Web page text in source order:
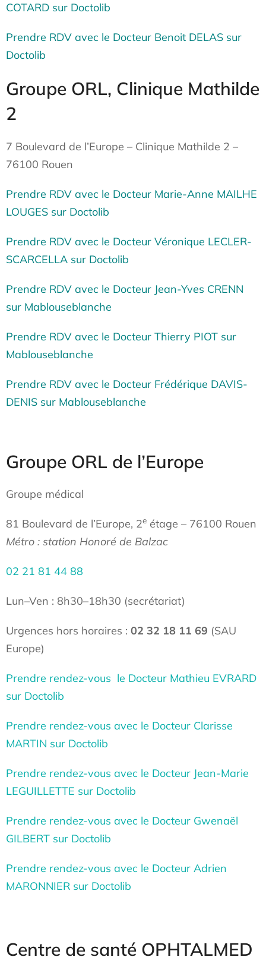
COTARD sur Doctolib
Prendre RDV avec le Docteur Benoit DELAS sur
Doctolib
Groupe ORL, Clinique Mathilde
2
7 Boulevard de l’Europe – Clinique Mathilde 2 –
76100 Rouen
Prendre RDV avec le Docteur Marie-Anne MAILHE
LOUGES sur Doctolib
Prendre RDV avec le Docteur Véronique LECLER-
SCARCELLA sur Doctolib
Prendre RDV avec le Docteur Jean-Yves CRENN
sur Mablouseblanche
Prendre RDV avec le Docteur Thierry PIOT sur
Mablouseblanche
Prendre RDV avec le Docteur Frédérique DAVIS-
DENIS sur Mablouseblanche
Groupe ORL de l’Europe
Groupe médical
81 Boulevard de l’Europe, 2e étage – 76100 Rouen
Métro : station Honoré de Balzac
02 21 81 44 88
Lun–Ven : 8h30–18h30 (secrétariat)
Urgences hors horaires : 02 32 18 11 69 (SAU
Europe)
Prendre rendez-vous le Docteur Mathieu EVRARD
sur Doctolib
Prendre rendez-vous avec le Docteur Clarisse
MARTIN sur Doctolib
Prendre rendez-vous avec le Docteur Jean-Marie
LEGUILLETTE sur Doctolib
Prendre rendez-vous avec le Docteur Gwenaël
GILBERT sur Doctolib
Prendre rendez-vous avec le Docteur Adrien
MARONNIER sur Doctolib
Centre de santé OPHTALMED